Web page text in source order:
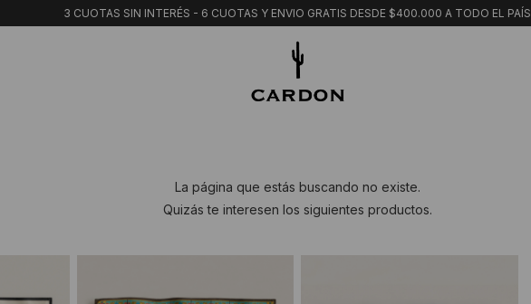
3 CUOTAS SIN INTERÉS - 6 CUOTAS Y ENVIO GRATIS DESDE $400.000 A TODO EL PAÍS
La página que estás buscando no existe.
Quizás te interesen los siguientes productos.